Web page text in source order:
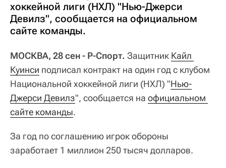
хоккейной лиги (НХЛ) "Нью-Джерси
Девилз", сообщается на официальном
сайте команды.
МОСКВА, 28 сен - Р-Спорт. Защитник Кайл
Куинси подписал контракт на один год с клубом
Национальной хоккейной лиги (НХЛ) "Нью-
Джерси Девилз", сообщается на официальном
сайте команды.
За год по соглашению игрок обороны
заработает 1 миллион 250 тысяч долларов.